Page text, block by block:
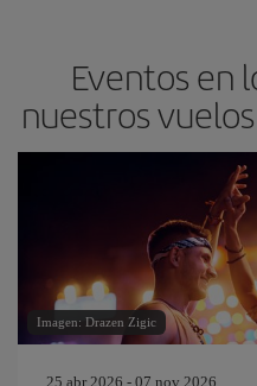
Eventos en
nuestros
Imagen: Drazen Zigic
25 abr 2026 - 07 nov 2026